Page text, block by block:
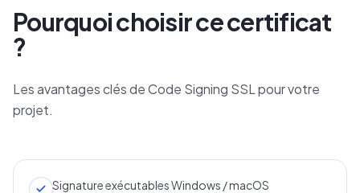
Pourquoi choisir ce certificat
?
Les avantages clés de Code Signing SSL pour votre
projet.
Signature exécutables Windows / macOS